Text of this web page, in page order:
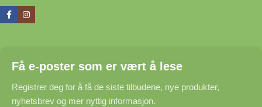
Få e-poster som er vært å lese
Registrer deg for å få de siste tilbudene, nye produkter,
nyhetsbrev og mer nyttig informasjon.